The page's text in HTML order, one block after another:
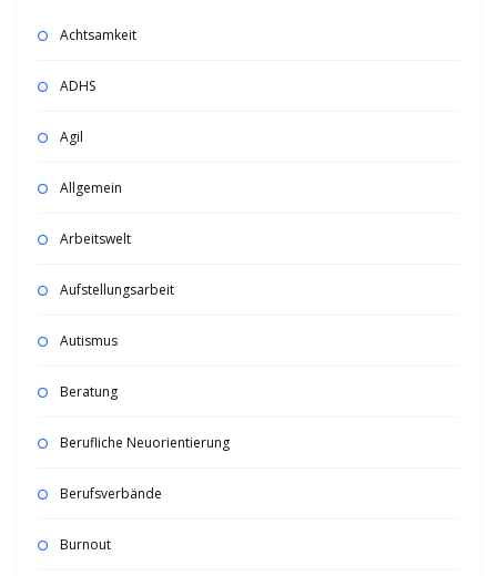
Achtsamkeit
ADHS
Agil
Allgemein
Arbeitswelt
Aufstellungsarbeit
Autismus
Beratung
Berufliche Neuorientierung
Berufsverbände
Burnout